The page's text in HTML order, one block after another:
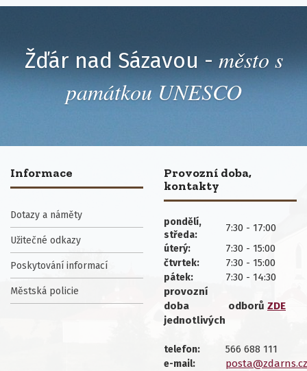
Žďár nad Sázavou - město s
památkou UNESCO
Informace
Dotazy a náměty
Užitečné odkazy
Poskytování informací
Městská policie
Provozní doba,
kontakty
pondělí,
středa:
7:30 - 17:00
úterý: 7:30 - 15:00
čtvrtek: 7:30 - 15:00
pátek:
7:30 - 14:30
provozní
doba
jednotlivých
odborů ZDE
telefon: 566 688 111
e-mail: posta@zdarns.cz